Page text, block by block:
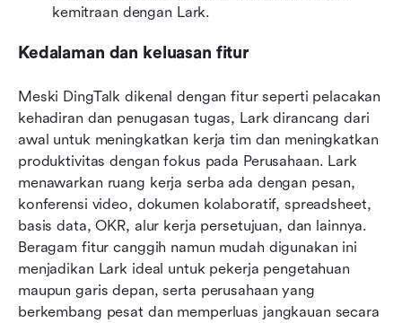
kemitraan dengan Lark.
Kedalaman dan keluasan fitur
Meski DingTalk dikenal dengan fitur seperti pelacakan
kehadiran dan penugasan tugas, Lark dirancang dari
awal untuk meningkatkan kerja tim dan meningkatkan
produktivitas dengan fokus pada Perusahaan. Lark
menawarkan ruang kerja serba ada dengan pesan,
konferensi video, dokumen kolaboratif, spreadsheet,
basis data, OKR, alur kerja persetujuan, dan lainnya.
Beragam fitur canggih namun mudah digunakan ini
menjadikan Lark ideal untuk pekerja pengetahuan
maupun garis depan, serta perusahaan yang
berkembang pesat dan memperluas jangkauan secara